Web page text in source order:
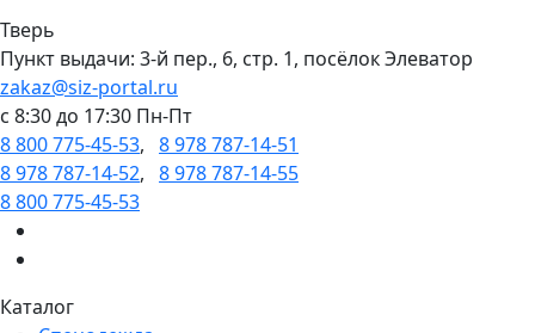
Тверь
Пункт выдачи: 3-й пер., 6, стр. 1, посёлок Элеватор
zakaz@siz-portal.ru
c 8:30 до 17:30 Пн-Пт
8 800 775-45-53, 8 978 787-14-51
8 978 787-14-52, 8 978 787-14-55
8 800 775-45-53
Каталог